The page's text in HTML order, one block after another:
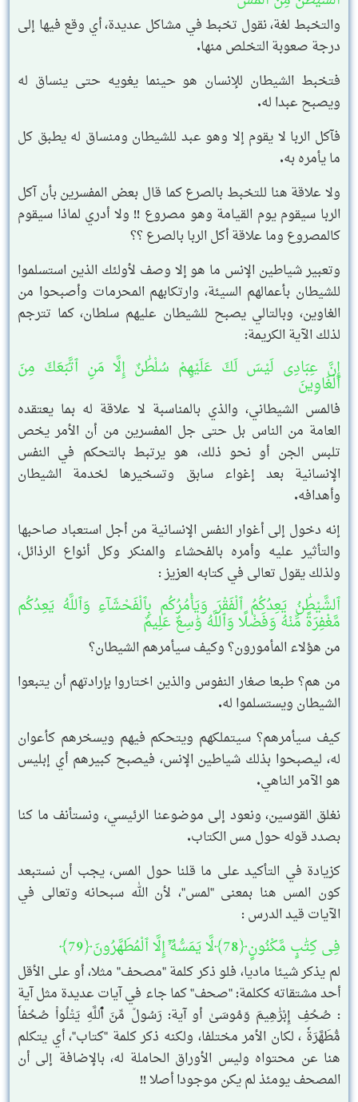
والتخبط لغة، نقول تخبط في مشاكل عديدة، أي وقع فيها إلى
درجة صعوبة التخلص منها.
فتخبط الشيطان للإنسان هو حينما يغويه حتى ينساق له
ويصبح عبدا له.
فآكل الربا لا يقوم إلا وهو عبد للشيطان ومنساق له يطبق كل
ما يأمره به.
ولا علاقة هنا للتخبط بالصرع كما قال بعض المفسرين بأن آكل
الربا سيقوم يوم القيامة وهو مصروع !! ولا أدري لماذا سيقوم
كالمصروع وما علاقة أكل الربا بالصرع ؟؟
وتعبير شياطين الإنس ما هو إلا وصف لأولئك الذين استسلموا
للشيطان بأعمالهم السيئة، وارتكابهم المحرمات وأصبحوا من
الغاوين، وبالتالي يصبح للشيطان عليهم سلطان، كما تترجم
لذلك الآية الكريمة:
إِنَّ عِبَادِى لَيْسَ لَكَ عَلَيْهِمْ سُلْطَٰنٌ إِلَّا مَنِ ٱتَّبَعَكَ مِنَ
ٱلْغَاوِينَ
فالمس الشيطاني، والذي بالمناسبة لا علاقة له بما يعتقده
العامة من الناس بل حتى جل المفسرين من أن الأمر يخص
تلبس الجن أو نحو ذلك، هو يرتبط بالتحكم في النفس
الإنسانية بعد إغواء سابق وتسخيرها لخدمة الشيطان
وأهدافه.
إنه دخول إلى أغوار النفس الإنسانية من أجل استعباد صاحبها
والتأثير عليه وأمره بالفحشاء والمنكر وكل أنواع الرذائل،
ولذلك يقول تعالى في كتابه العزيز :
ٱلشَّيْطَٰنُ يَعِدُكُمُ ٱلْفَقْرَ وَيَأْمُرُكُم بِٱلْفَحْشَآءِ وَٱللَّهُ يَعِدُكُم
مَّغْفِرَةً مِّنْهُ وَفَضْلًا وَٱللَّهُ وَٰسِعٌ عَلِيمٌ
من هؤلاء المأمورون؟ وكيف سيأمرهم الشيطان؟
من هم؟ طبعا صغار النفوس والذين اختاروا بإرادتهم أن يتبعوا
الشيطان ويستسلموا له.
كيف سيأمرهم؟ سيتملكهم ويتحكم فيهم ويسخرهم كأعوان
له، ليصبحوا بذلك شياطين الإنس، فيصبح كبيرهم أي إبليس
هو الآمر الناهي.
نغلق القوسين، ونعود إلى موضوعنا الرئيسي، ونستأنف ما كنا
بصدد قوله حول مس الكتاب.
كزيادة في التأكيد على ما قلنا حول المس، يجب أن نستبعد
كون المس هنا بمعنى "لمس"، لأن الله سبحانه وتعالى في
الآيات قيد الدرس :
فِى كِتَٰبٍ مَّكْنُونٍ﴿78﴾لَّا يَمَسُّهُۥٓ إِلَّا ٱلْمُطَهَّرُونَ﴿79﴾
لم يذكر شيئا ماديا، فلو ذكر كلمة "مصحف" مثلا، أو على الأقل
أحد مشتقاته ككلمة: "صحف" كما جاء في آيات عديدة مثل آية
: صُحُفِ إِبْرَٰهِيمَ وَمُوسَىٰ أو آية: رَسُولٞ مِّنَ اَ۬للَّهِ يَتْلُواْ صُحُفاٗ
مُّطَهَّرَةٗ ، لكان الأمر مختلفا، ولكنه ذكر كلمة "كتاب"، أي يتكلم
هنا عن محتواه وليس الأوراق الحاملة له، بالإضافة إلى أن
المصحف يومئذ لم يكن موجودا أصلا !!